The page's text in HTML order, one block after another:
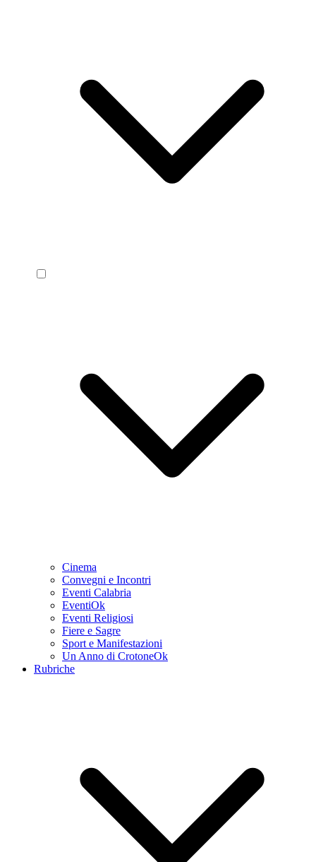
Cinema
Convegni e Incontri
Eventi Calabria
EventiOk
Eventi Religiosi
Fiere e Sagre
Sport e Manifestazioni
Un Anno di CrotoneOk
Rubriche